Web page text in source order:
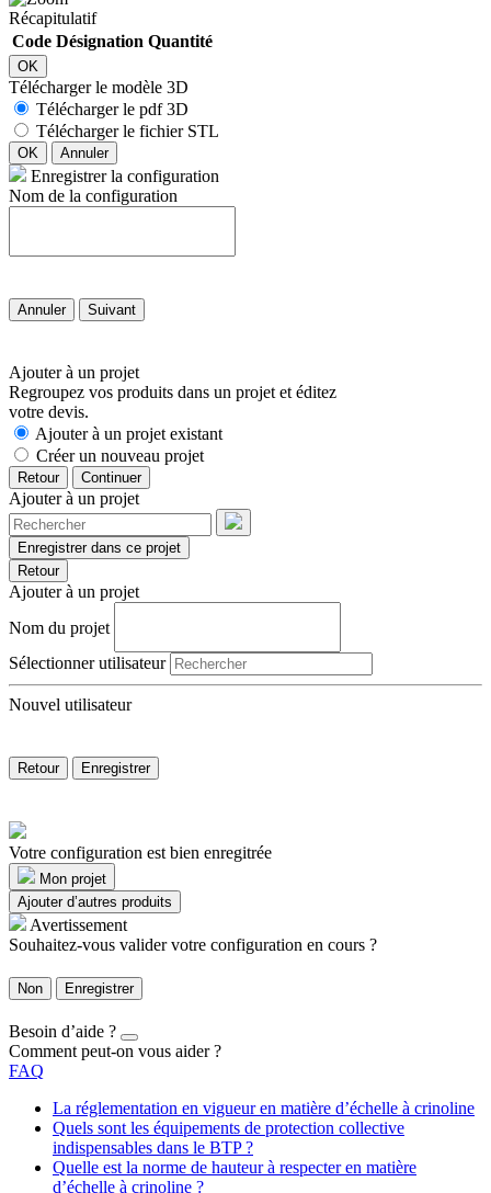
Récapitulatif
Code Désignation Quantité
OK
Télécharger le modèle 3D
Télécharger le pdf 3D
Télécharger le fichier STL
OK Annuler
Enregistrer la configuration
Nom de la configuration
Annuler Suivant
Ajouter à un projet
Regroupez vos produits dans un projet et éditez
votre devis.
Ajouter à un projet existant
Créer un nouveau projet
Retour Continuer
Ajouter à un projet
Enregistrer dans ce projet
Retour
Ajouter à un projet
Nom du projet
Sélectionner utilisateur
Nouvel utilisateur
Retour Enregistrer
Votre configuration est bien enregitrée
Mon projet
Ajouter d’autres produits
Avertissement
Souhaitez-vous valider votre configuration en cours ?
Non Enregistrer
Besoin d’aide ?
Comment peut-on vous aider ?
FAQ
La réglementation en vigueur en matière d’échelle à crinoline
Quels sont les équipements de protection collective
indispensables dans le BTP ?
Quelle est la norme de hauteur à respecter en matière
d’échelle à crinoline ?